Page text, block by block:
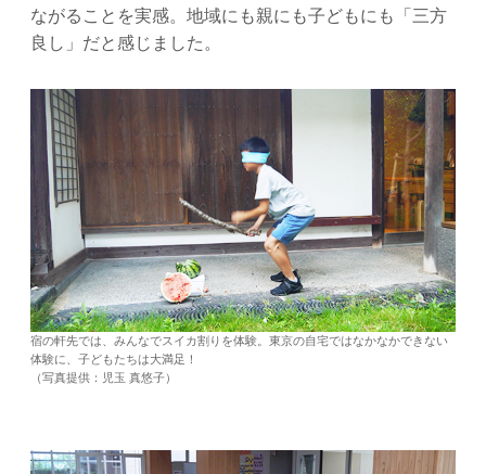
ながることを実感。地域にも親にも子どもにも「三方
良し」だと感じました。
宿の軒先では、みんなでスイカ割りを体験。東京の自宅ではなかなかできない
体験に、子どもたちは大満足！
（写真提供：児玉 真悠子）